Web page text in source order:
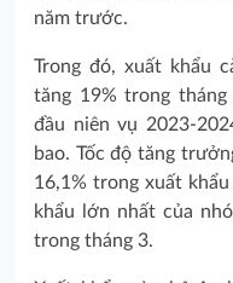
năm trước.
Trong đó, xuất khẩu
tăng 19% trong
đầu niên vụ 2023-
bao. Tốc độ tăng
16,1% trong xuất
khẩu lớn nhất của
trong tháng 3.